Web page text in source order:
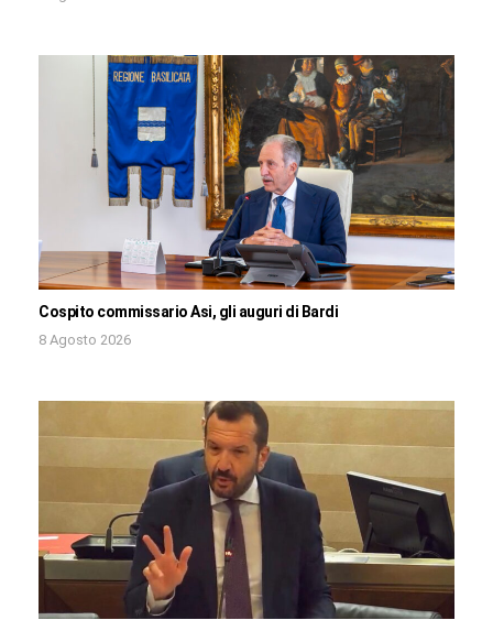
Cospito commissario Asi, gli auguri di Bardi
8 Agosto 2026